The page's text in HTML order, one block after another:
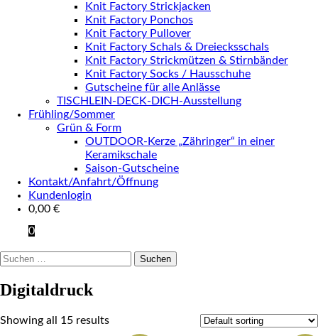
Knit Factory Strickjacken
Knit Factory Ponchos
Knit Factory Pullover
Knit Factory Schals & Dreiecksschals
Knit Factory Strickmützen & Stirnbänder
Knit Factory Socks / Hausschuhe
Gutscheine für alle Anlässe
TISCHLEIN-DECK-DICH-Ausstellung
Frühling/Sommer
Grün & Form
OUTDOOR-Kerze „Zähringer“ in einer
Keramikschale
Saison-Gutscheine
Kontakt/Anfahrt/Öffnung
Kundenlogin
0,00 €
0
Suchen
Digitaldruck
Showing all 15 results